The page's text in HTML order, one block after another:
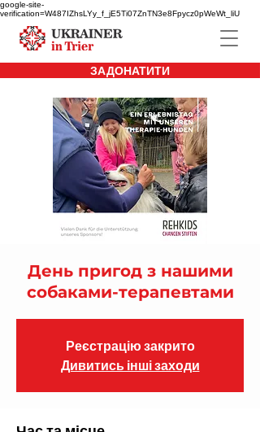
google-site-
verification=W487IZhsLYy_f_jE5Ti07ZnTN3e8Fpycz0pWeWt_liU
ЗАДОНАТИТИ
День пригод з нашими
собаками-терапевтами
Реєстрацію закрито
Дивитись інші заходи